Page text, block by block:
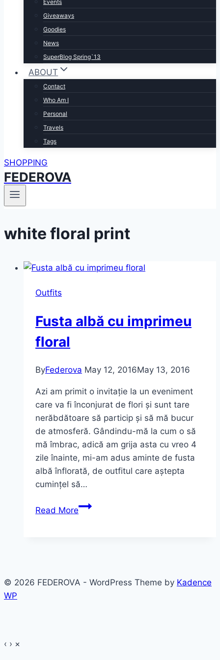
Events
Giveaways
Goodies
News
SuperBlog Spring`13
ABOUT
Contact
Who Am I
Personal
Travels
Tags
SHOPPING
FEDEROVA
white floral print
Outfits
Fusta albă cu imprimeu
floral
ByFederova May 12, 2016May 13, 2016
Azi am primit o invitație la un eveniment
care va fi înconjurat de flori și sunt tare
nerăbdătoare să particip și să mă bucur
de atmosferă. Gândindu-mă la cum o să
mă îmbrac, adică am grija asta cu vreo 4
zile înainte, mi-am adus aminte de fusta
albă înflorată, de outfitul care aștepta
cumințel să…
Read MoreFusta
© 2026 FEDEROVA - WordPress Theme by Kadence
WP
‹ › ×